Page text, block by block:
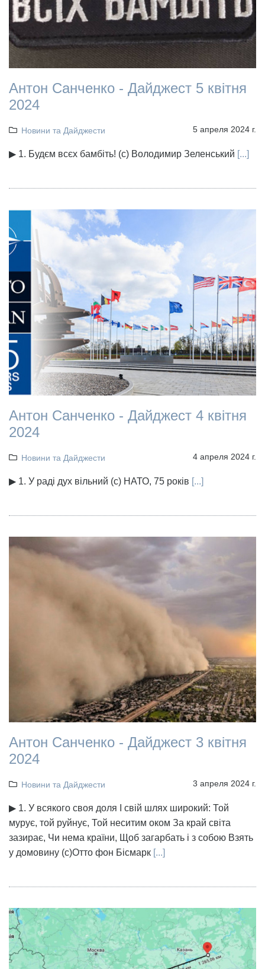
Антон Санченко - Дайджест 5 квітня
2024
Новини та Дайджести 5 апреля 2024 г.
▶ 1. Будєм всєх бамбіть! (с) Володимир Зеленський [...]
Антон Санченко - Дайджест 4 квітня
2024
Новини та Дайджести 4 апреля 2024 г.
▶ 1. У раді дух вільний (с) НАТО, 75 років [...]
Антон Санченко - Дайджест 3 квітня
2024
Новини та Дайджести 3 апреля 2024 г.
▶ 1. У всякого своя доля І свій шлях широкий: Той
мурує, той руйнує, Той неситим оком За край світа
зазирає, Чи нема країни, Щоб загарбать і з собою Взять
у домовину (с)Отто фон Бісмарк [...]